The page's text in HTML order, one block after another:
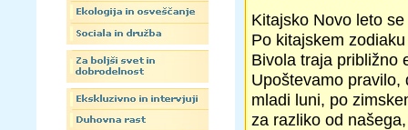
Kitajsko Novo leto
Po kitajskem
Bivola traja približno
Upoštevamo pravilo,
mladi luni, po
za razliko od